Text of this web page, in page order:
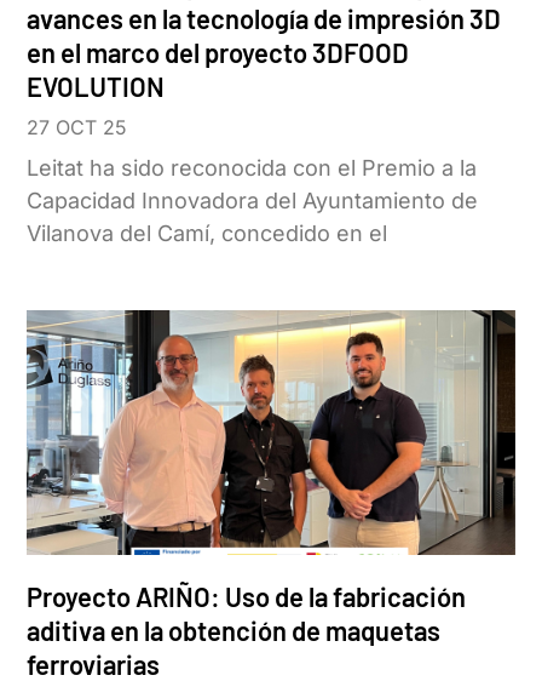
avances en la tecnología de impresión 3D
en el marco del proyecto 3DFOOD
EVOLUTION
27 OCT 25
Leitat ha sido reconocida con el Premio a la
Capacidad Innovadora del Ayuntamiento de
Vilanova del Camí, concedido en el
Proyecto ARIÑO: Uso de la fabricación
aditiva en la obtención de maquetas
ferroviarias